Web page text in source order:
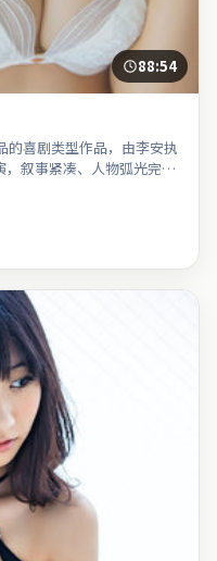
88:54
的喜剧类型作品，由李安执
叙事紧凑、人物弧光完